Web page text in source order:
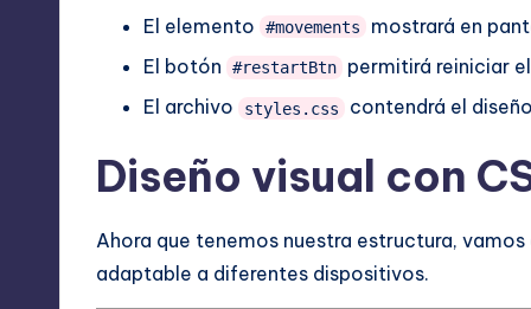
El elemento
#movements
mostrará en
El botón
#restartBtn
permitirá reiniciar
El archivo
styles.css contendrá el
Diseño visual con
Ahora que tenemos nuestra estructura,
adaptable a diferentes dispositivos.